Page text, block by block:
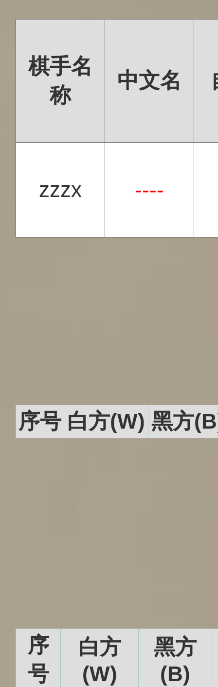
棋手名
称
中文名
zzzx ----
序号 白方(W) 黑方
序
号
白方
(W)
黑方
(B)